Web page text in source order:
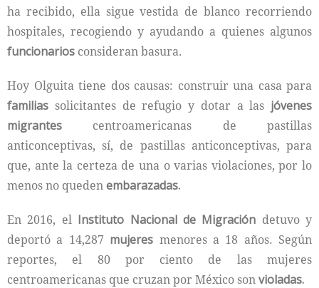
ha recibido, ella sigue vestida de blanco recorriendo
hospitales, recogiendo y ayudando a quienes algunos
funcionarios consideran basura.
Hoy Olguita tiene dos causas: construir una casa para
familias solicitantes de refugio y dotar a las jóvenes
migrantes centroamericanas de pastillas
anticonceptivas, sí, de pastillas anticonceptivas, para
que, ante la certeza de una o varias violaciones, por lo
menos no quedenembarazadas.
En 2016, el Instituto Nacional de Migración detuvo y
deportó a 14,287 mujeres menores a 18 años. Según
reportes, el 80 por ciento de las mujeres
centroamericanas que cruzan por México sonvioladas.